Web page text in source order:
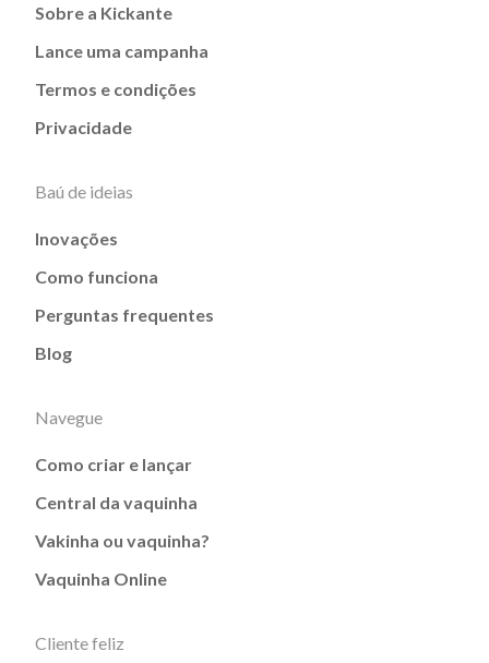
Sobre a Kickante
Lance uma campanha
Termos e condições
Privacidade
Baú de ideias
Inovações
Como funciona
Perguntas frequentes
Blog
Navegue
Como criar e lançar
Central da vaquinha
Vakinha ou vaquinha?
Vaquinha Online
Cliente feliz